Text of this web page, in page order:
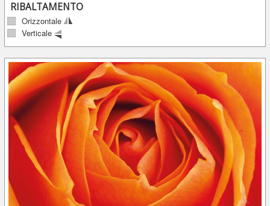
RIBALTAMENTO
Orizzontale
Verticale